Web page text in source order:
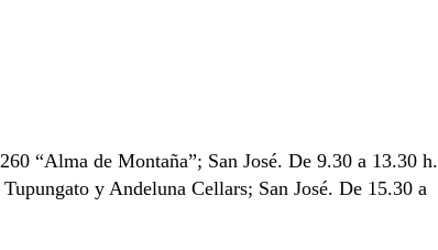
“Alma de Montaña”; San José. De 9.30 a 13.30 h.
y Andeluna Cellars; San José. De 15.30 a